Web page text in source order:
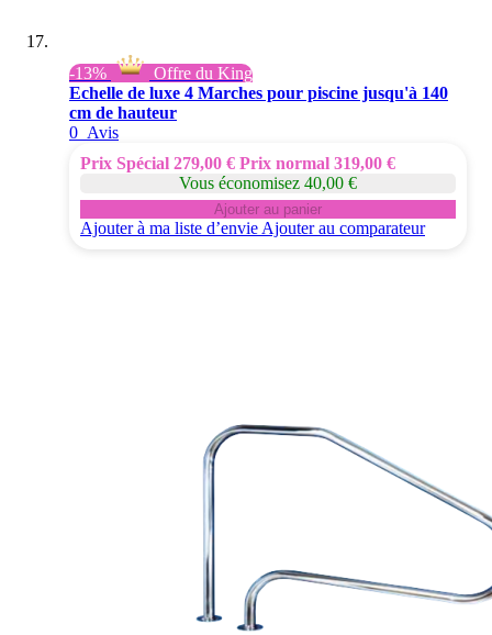
-13%
Offre du King
Echelle de luxe 4 Marches pour piscine jusqu'à 140
cm de hauteur
0 Avis
Prix Spécial 279,00 € Prix normal 319,00 €
Vous économisez 40,00 €
Ajouter au panier
Ajouter à ma liste d’envie Ajouter au comparateur